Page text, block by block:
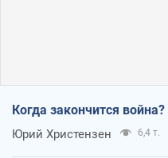
Когда закончится война?
Юрий Христензен 6,4 т.